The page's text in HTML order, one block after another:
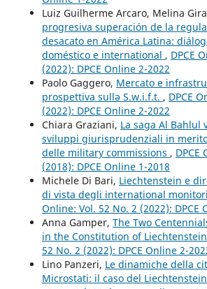
Luiz Guilherme Arcaro, Melina
progresiva superación de la
desacato en América Latina:
doméstico e international , DPCE
(2022): DPCE Online 2-2022
Paolo Gaggero, Mercato e
prospettiva sullə S.w.i.f.t. , DPCE
(2022): DPCE Online 2-2022
Chiara Graziani, La saga Al Bahlul
sviluppi giurisprudenziali in
delle military commissions , DPCE
(2018): DPCE Online 1-2018
Michele Di Bari, Liechtenstein e
di vista degli international
Online: Vol. 52 No. 2 (2022): DPCE
Anna Gamper, The Two
in the Constitution of Liechtenstein
52 No. 2 (2022): DPCE Online 2-
Lino Panzeri, Le dinamiche della
Microstati: il caso del Liechtenstein